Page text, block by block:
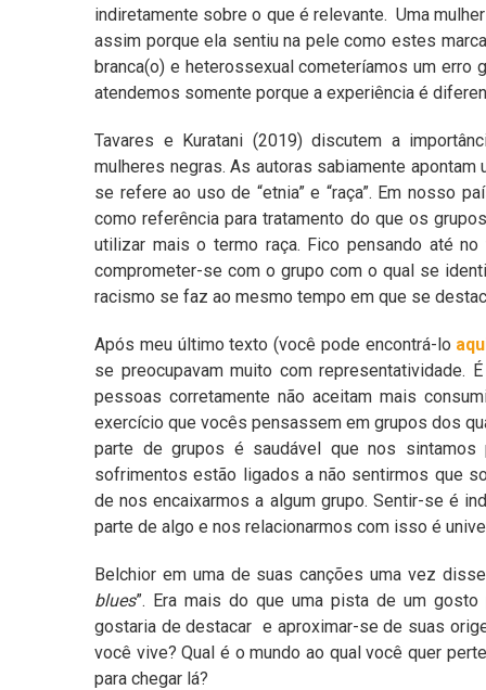
indiretamente sobre o que é relevante. Uma
assim porque ela sentiu na pele como estes
branca(o) e heterossexual cometeríamos um
atendemos somente porque a experiência é
Tavares e Kuratani (2019) discutem a
mulheres negras. As autoras sabiamente
se refere ao uso de “etnia” e “raça”. Em nosso
como referência para tratamento do que os
utilizar mais o termo raça. Fico pensando até
comprometer-se com o grupo com o qual se
racismo se faz ao mesmo tempo em que se
Após meu último texto (você pode encontrá-lo
se preocupavam muito com representatividade.
pessoas corretamente não aceitam mais
exercício que vocês pensassem em grupos dos
parte de grupos é saudável que nos
sofrimentos estão ligados a não sentirmos que
de nos encaixarmos a algum grupo. Sentir-se é
parte de algo e nos relacionarmos com isso é
Belchior em uma de suas canções uma vez
blues”. Era mais do que uma pista de um
gostaria de destacar e aproximar-se de suas
você vive? Qual é o mundo ao qual você quer
para chegar lá?